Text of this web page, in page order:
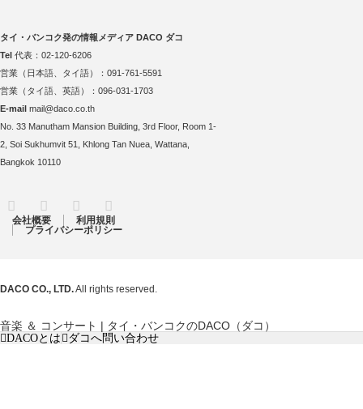
タイ・バンコク発の情報メディア DACO ダコ
Tel 代表：02-120-6206
営業（日本語、タイ語）：091-761-5591
営業（タイ語、英語）：096-031-1703
E-mail mail@daco.co.th
No. 33 Manutham Mansion Building, 3rd Floor, Room 1-
2, Soi Sukhumvit 51, Khlong Tan Nuea, Wattana,
Bangkok 10110
Twitter FacebookInstagram
会社概要
利用規則
プライバシーポリシー
DACO CO., LTD.All rights reserved.
音楽 ＆ コンサート | タイ・バンコクのDACO（ダコ）
DACOとは ダコへ問い合わせ